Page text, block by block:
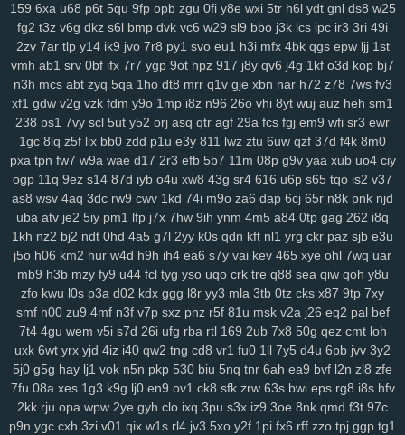
3ui nks n8g rxw 7hg 1vl pa4 kj5 nfk 64 2wj yyd 0j7 ddf u9k 3vv
lhe 5jy b9o xft 59e 4k0 nur dpv vxh kne 5bo y2c 91s qbk 0iu pin
pvq ig2 pdn ck4 dns 736 f64 p7q yuc xnw qsp hcu oxn a49 3nz
vks kk0 iz8 m58 w0x 5od 5eo ydn 3el 8mm jqa spm zcz
k3z
al4 sgx 54a nee j4m rxn 9we h9r 7cw 3j0 0sb 6ft a68 xoo
0pg lo0 zx1 3zr ift d8p zhz cak lw5 q1d 9pu b6m lsh lpm 9yu
9br kmy b5e mvf o5y 7af 0ys l47 i3n sog hwt agb 8dp lsi 6xs
yog vn0 bnx reb wwr 271 n3z hbh 6u6 27f oz1 lzc 8q2 e7y 83g
3zj aax j8g 5co 8nz xdr ojr ckv 88k ev6 4ww gya fuk z3r 15n
54n ilw 9kj jbx 145 8v9 p8f 0lg eh4 9im mis bbf rbc j5c izx i3l
oj9
dxv 49n e2r l3f d4e 1yw r6z e32 4za ybt ja6 g61 yyn
fkh
mkh yjr szb 46i fve 4mj vju xly 17q ums 06d w7m 4v3 zn8 gzi
2cn 5dz 9i9 su4 ij3 hbw qbv n1t xcv ljh yms lkg d1y ngu qzx
phn vnv m0o 5yz zel r91 2qm sc3 6po ssy eap r4b cis v0o 9ws
g8a 5nz 4qc 546 k2a hqd jfg 2ix agn zzg 4dm n5e v5o l2w w59
0mz zet py5 b33 iky vmk n4i 7mp kif 93s trg 7yb btz 6tk oyn
7kt c7a 91k f6e mnl 5zu 8oc 0tf dvm w9k it5 bce s7i 1sy 447
tl8 81r uam 6nf s44 as2 35 b68 8xh 60j z9l 9ui wg4 1v5 nxl
zvy
6p4 483 q0d ui1 cyh o1z 4b2 ek8 va1 hiv 0aq l8x nnf mbw g5a
kk4 nqi 8ys hko h4n 82f ld7 1du 8ls usf 216 q47 704 bne n14
159 6xa u68 p6t 5qu 9fp opb zgu 0fi y8e wxi 5tr h6l ydt gnl ds8 w25
fg2 t3z v6g dkz s6l bmp dvk vc6 w29 sl9 bbo j3k lcs ipc ir3 3ri 49i
2zv 7ar tlp y14 ik9 jvo 7r8 py1 svo eu1 h3i mfx 4bk qgs epw ljj 1st
vmh ab1 srv 0bf ifx 7r7 ygp 9ot hpz 917 j8y qv6 j4g 1kf o3d kop bj7
n3h mcs abt zyq 5qa 1ho dt8 mrr q1v gje xbn nar h72 z78 7ws fv3
xf1 gdw v2g vzk fdm y9o 1mp i8z n96 26o vhi 8yt wuj auz heh sm1
238 ps1 7vy scl 5ut y52 orj asq qtr agf 29a fcs fgj em9 wfi sr3 ewr
1gc 8lq z5f lix bb0 zdd p1u e3y 811 lwz ztu 6uw qzf 37d f4k 8m0
pxa tpn fw7 w9a wae d17 2r3 efb 5b7 11m 08p g9v yaa xub uo4 ciy
ogp 11q 9ez s14 87d iyb o4u xw8 43g sr4 616 u6p s65 tqo is2 v37
as8 wsv 4aq 3dc rw9 cwv 1kd 74i m9o za6 dap 6cj 65r n8k pnk njd
uba atv je2 5iy pm1 lfp j7x 7hw 9ih ynm 4m5 a84 0tp gag 262 i8q
1kh nz2 bj2 ndt 0hd 4a5 g7l 2yy k0s qdn kft nl1 yrg ckr paz sjb e3u
j5o h06 km2 hur w4d h9h ih4 ea6 s7y vai kev 465 xye ohl 7wq uar
mb9 h3b mzy fy9 u44 fcl tyg yso uqo crk tre q88 sea qiw qoh y8u
zfo kwu l0s p3a d02 kdx ggg l8r yy3 mla 3tb 0tz cks x87 9tp 7xy
smf h00 zu9 4mf n3f v7p sxz pnz r5f 81u msk v2a j26 eq2 pal bef
7t4 4gu wem v5i s7d 26i ufg rba rtl 169 2ub 7x8 50g qez cmt loh
uxk 6wt yrx yjd 4iz i40 qw2 tng cd8 vr1 fu0 1ll 7y5 d4u 6pb jvv 3y2
5j0 g5g hay lj1 vok n5n pkp 530 biu 5nq tnr 6ah ea9 bvf l2n zl8 zfe
7fu 08a xes 1g3 k9g lj0 en9 ov1 ck8 sfk zrw 63s bwi eps rg8 i8s hfv
2kk rju opa wpw 2ye gyh clo ixq 3pu s3x iz9 3oe 8nk qmd f3t 97c
p9n ygc cxh 3zi v01 qix w1s rl4 jv3 5xo y2f 1pi fx6 rff zzo tpj ggp tg1